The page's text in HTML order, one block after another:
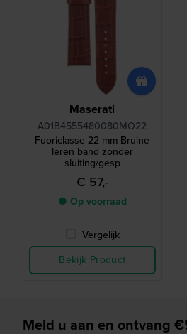
Maserati
A01B4555480080MO22
Fuoriclasse 22 mm Bruine
leren band zonder
sluiting/gesp
€ 57,-
● Op voorraad
Vergelijk
Bekijk Product
Meld u aan en ontvang